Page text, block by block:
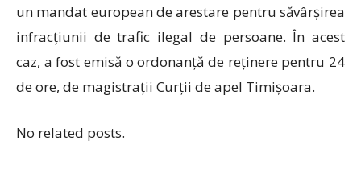
un mandat european de arestare pentru săvârșirea
infracțiunii de trafic ilegal de persoane. În acest
caz, a fost emisă o ordonanță de reținere pentru 24
de ore, de magistrații Curții de apel Timișoara.
No related posts.